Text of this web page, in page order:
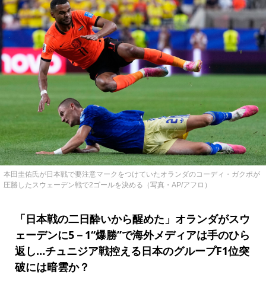
本田圭佑氏が日本戦で要注意マークをつけていたオランダのコーディ・ガクポが
圧勝したスウェーデン戦で2ゴールを決める（写真・AP/アフロ）
「日本戦の二日酔いから醒めた」オランダがスウ
ェーデンに5－1“爆勝”で海外メディアは手のひら
返し…チュニジア戦控える日本のグループF1位突
破には暗雲か？